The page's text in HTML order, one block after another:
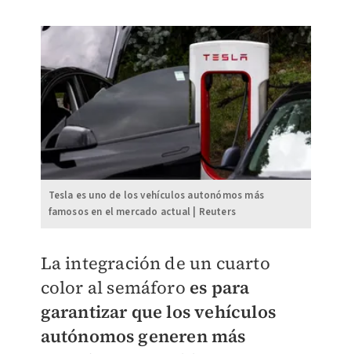
Tesla es uno de los vehículos autonómos más
famosos en el mercado actual | Reuters
La integración de un cuarto
color al semáforo es para
garantizar que los vehículos
autónomos generen más